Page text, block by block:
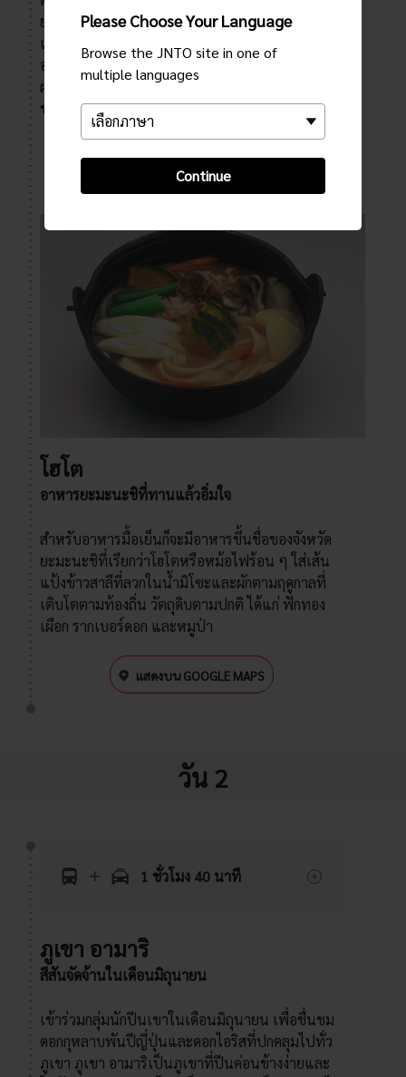
Please Choose Your Language
Browse the JNTO site in one of
multiple languages
Continue
ยะมะนะชิ มาสุโตมิอนเซ็น รีสอร์ทเงียบสงบในภูเขา
เป็นหนึ่งในบ่อน้ำพุร้อนที่ขุนนางชินเง็งได้ค้นพบ
อย่างไม่คาดฝัน ซึ่งในภายหลังได้กลายเป็นสถานที่พัก
ผ่อนหย่อนใจของบรรดาศิลปินและขุนนาง อุณหภูมิ
ของน้ำกำลังได้ที่ซึ่งเหมาะแก่การแช่นาน ๆ
แสดงบน GOOGLE MAPS
โฮโต
อาหารยะมะนะชิที่ทานแล้วอิ่มใจ
สำหรับอาหารมื้อเย็นก็จะมีอาหารขึ้นชื่อของจังหวัด
ยะมะนะชิที่เรียกว่าโฮโตหรือหม้อไฟร้อน ๆ ใส่เส้น
แป้งข้าวสาลีที่ลวกในน้ำมิโซะและผักตามฤดูกาลที่
เติบโตตามท้องถิ่น วัตถุดิบตามปกติ ได้แก่ ฟักทอง
เผือก รากเบอร์ดอก และหมูป่า
แสดงบน GOOGLE MAPS
วัน 2
1 ชั่วโมง 40 นาที
ภูเขา อามาริ
สีสันจัดจ้านในเดือนมิถุนายน
เข้าร่วมกลุ่มนักปีนเขาในเดือนมิถุนายน เพื่อชื่นชม
ดอกกุหลาบพันปีญี่ปุ่นและดอกไอริสที่ปกคลุมไปทั่ว
ภูเขา ภูเขา อามาริเป็นภูเขาที่ปีนค่อนข้างง่ายและ